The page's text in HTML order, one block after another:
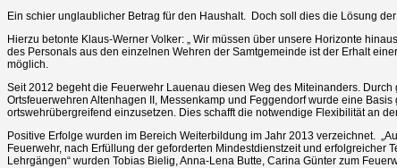
Ein schier unglaublicher Betrag für den Haushalt. Doch soll dies die Lösung
Hierzu betonte Klaus-Werner Volker: „ Wir müssen über unsere Horizonte
des Personals aus den einzelnen Wehren der Samtgemeinde ist der Erhalt
möglich.
Seit 2012 begeht die Feuerwehr Lauenau diesen Weg des Miteinanders.
Ortsfeuerwehren Altenhagen II, Messenkamp und Feggendorf wurde eine
ortswehrübergreifend einzusetzen. Dies schafft die notwendige Flexibilität an
Positive Erfolge wurden im Bereich Weiterbildung im Jahr 2013 verzeichnet.
Feuerwehr, nach Erfüllung der geforderten Mindestdienstzeit und erfolgreicher
Lehrgängen“ wurden Tobias Bielig, Anna-Lena Butte, Carina Günter zum